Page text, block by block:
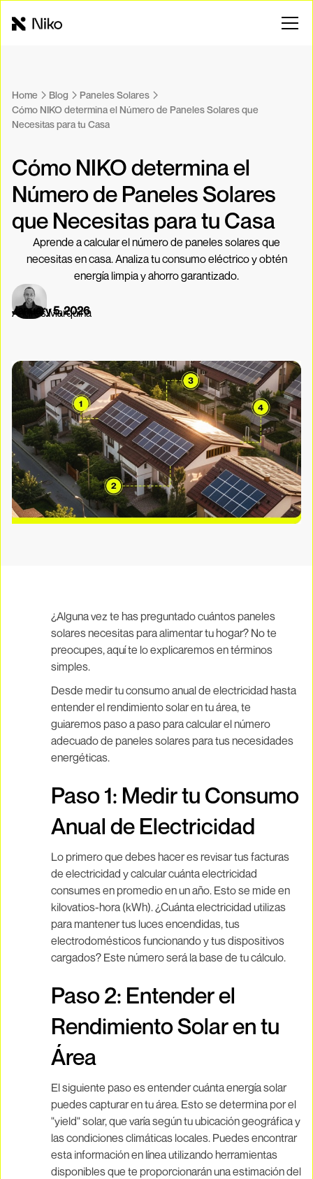
Home Blog
Paneles Solares
Cómo NIKO determina el Número de Paneles Solares que
Necesitas para tu Casa
Cómo NIKO determina el
Número de Paneles Solares
que Necesitas para tu Casa
Aprende a calcular el número de paneles solares que
necesitas en casa. Analiza tu consumo eléctrico y obtén
energía limpia y ahorro garantizado.
Andrés Marquina
January 5, 2026
¿Alguna vez te has preguntado cuántos paneles
solares necesitas para alimentar tu hogar? No te
preocupes, aquí te lo explicaremos en términos
simples.
Desde medir tu consumo anual de electricidad hasta
entender el rendimiento solar en tu área, te
guiaremos paso a paso para calcular el número
adecuado de paneles solares para tus necesidades
energéticas.
Paso 1: Medir tu Consumo
Anual de Electricidad
Lo primero que debes hacer es revisar tus facturas
de electricidad y calcular cuánta electricidad
consumes en promedio en un año. Esto se mide en
kilovatios-hora (kWh). ¿Cuánta electricidad utilizas
para mantener tus luces encendidas, tus
electrodomésticos funcionando y tus dispositivos
cargados? Este número será la base de tu cálculo.
Paso 2: Entender el
Rendimiento Solar en tu
Área
El siguiente paso es entender cuánta energía solar
puedes capturar en tu área. Esto se determina por el
"yield" solar, que varía según tu ubicación geográfica y
las condiciones climáticas locales. Puedes encontrar
esta información en línea utilizando herramientas
disponibles que te proporcionarán una estimación del